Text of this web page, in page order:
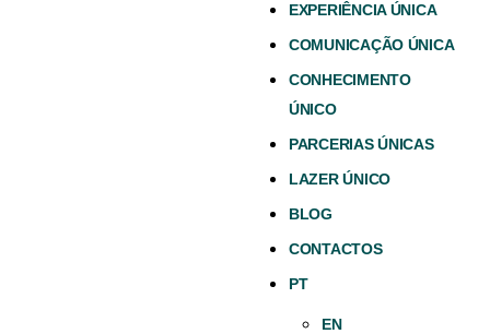
EXPERIÊNCIA ÚNICA
COMUNICAÇÃO ÚNICA
CONHECIMENTO
ÚNICO
PARCERIAS ÚNICAS
LAZER ÚNICO
BLOG
CONTACTOS
PT
EN